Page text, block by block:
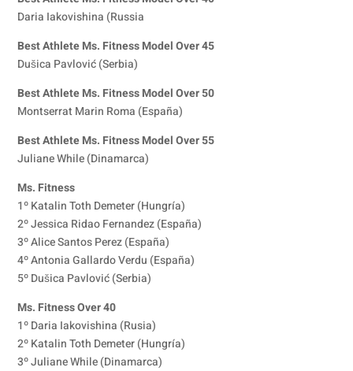
Daria Iakovishina (Russia
Best Athlete Ms. Fitness Model Over 45
Dušica Pavlović (Serbia)
Best Athlete Ms. Fitness Model Over 50
Montserrat Marin Roma (España)
Best Athlete Ms. Fitness Model Over 55
Juliane While (Dinamarca)
Ms. Fitness
1º Katalin Toth Demeter (Hungría)
2º Jessica Ridao Fernandez (España)
3º Alice Santos Perez (España)
4º Antonia Gallardo Verdu (España)
5º Dušica Pavlović (Serbia)
Ms. Fitness Over 40
1º Daria Iakovishina (Rusia)
2º Katalin Toth Demeter (Hungría)
3º Juliane While (Dinamarca)